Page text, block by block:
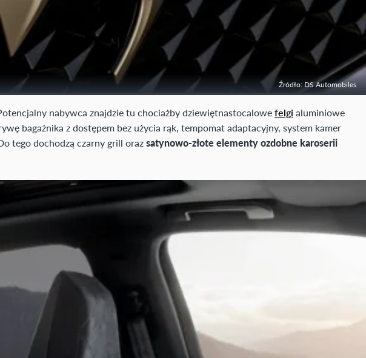
Źródło: DS Automobiles
nabywca znajdzie tu chociażby dziewiętnastocalowefelgi aluminiowe
bagażnika z dostępem bez użycia rąk, tempomat adaptacyjny, system kamer
tego dochodzą czarny grill orazsatynowo-złote elementy ozdobne karoserii